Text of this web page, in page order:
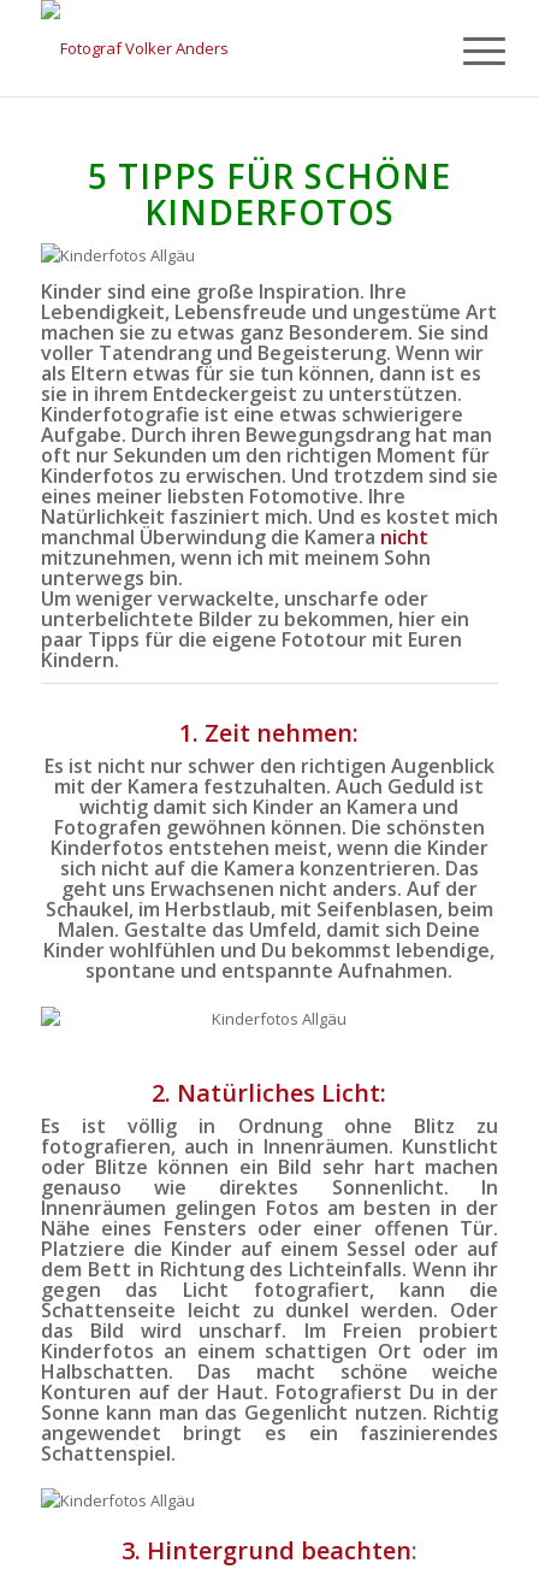
5 TIPPS FÜR SCHÖNE
KINDERFOTOS
Kinder sind eine große Inspiration. Ihre
Lebendigkeit, Lebensfreude und ungestüme Art
machen sie zu etwas ganz Besonderem. Sie sind
voller Tatendrang und Begeisterung. Wenn wir
als Eltern etwas für sie tun können, dann ist es
sie in ihrem Entdeckergeist zu unterstützen.
Kinderfotografie ist eine etwas schwierigere
Aufgabe. Durch ihren Bewegungsdrang hat man
oft nur Sekunden um den richtigen Moment für
Kinderfotos zu erwischen. Und trotzdem sind sie
eines meiner liebsten Fotomotive. Ihre
Natürlichkeit fasziniert mich. Und es kostet mich
manchmal Überwindung die Kamera nicht
mitzunehmen, wenn ich mit meinem Sohn
unterwegs bin.
Um weniger verwackelte, unscharfe oder
unterbelichtete Bilder zu bekommen, hier ein
paar Tipps für die eigene Fototour mit Euren
Kindern.
1. Zeit nehmen:
Es ist nicht nur schwer den richtigen Augenblick
mit der Kamera festzuhalten. Auch Geduld ist
wichtig damit sich Kinder an Kamera und
Fotografen gewöhnen können. Die schönsten
Kinderfotos entstehen meist, wenn die Kinder
sich nicht auf die Kamera konzentrieren. Das
geht uns Erwachsenen nicht anders. Auf der
Schaukel, im Herbstlaub, mit Seifenblasen, beim
Malen. Gestalte das Umfeld, damit sich Deine
Kinder wohlfühlen und Du bekommst lebendige,
spontane und entspannte Aufnahmen.
2. Natürliches Licht:
Es ist völlig in Ordnung ohne Blitz zu
fotografieren, auch in Innenräumen. Kunstlicht
oder Blitze können ein Bild sehr hart machen
genauso wie direktes Sonnenlicht. In
Innenräumen gelingen Fotos am besten in der
Nähe eines Fensters oder einer offenen Tür.
Platziere die Kinder auf einem Sessel oder auf
dem Bett in Richtung des Lichteinfalls. Wenn ihr
gegen das Licht fotografiert, kann die
Schattenseite leicht zu dunkel werden. Oder
das Bild wird unscharf. Im Freien probiert
Kinderfotos an einem schattigen Ort oder im
Halbschatten. Das macht schöne weiche
Konturen auf der Haut. Fotografierst Du in der
Sonne kann man das Gegenlicht nutzen. Richtig
angewendet bringt es ein faszinierendes
Schattenspiel.
3. Hintergrund beachten: